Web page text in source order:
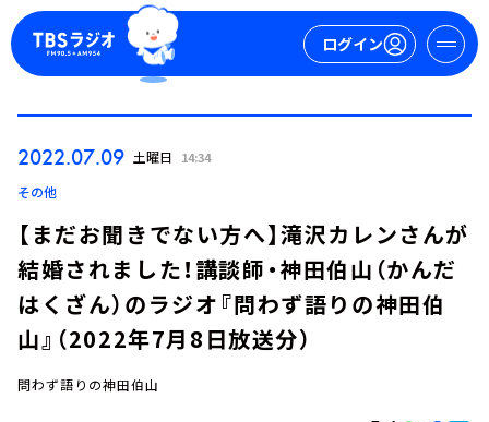
ログイン
今日の番組表
2022.07.09 土曜日 14:34
その他
【まだお聞きでない方へ】滝沢カレンさんが
結婚されました！講談師・神田伯山（かんだ
はくざん）のラジオ『問わず語りの神田伯
山』（2022年7月8日放送分）
問わず語りの神田伯山